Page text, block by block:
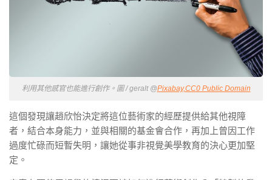
利用其他感官也能進行創作。圖 / geralt @Pixabay,CC0 Public Domain
這個發現讓趙欣怡決定將這位藝術家的經歷提供給其他視障
者，結合本身能力，並與相關的基金會合作，再加上曾因工作
過度忙碌而短暫失明，讓她從事非視覺美學教育的決心更加堅
定。